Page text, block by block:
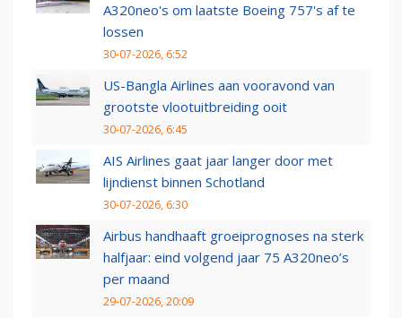
A320neo's om laatste Boeing 757's af te
lossen
30-07-2026, 6:52
US-Bangla Airlines aan vooravond van
grootste vlootuitbreiding ooit
30-07-2026, 6:45
AIS Airlines gaat jaar langer door met
lijndienst binnen Schotland
30-07-2026, 6:30
Airbus handhaaft groeiprognoses na sterk
halfjaar: eind volgend jaar 75 A320neo’s
per maand
29-07-2026, 20:09